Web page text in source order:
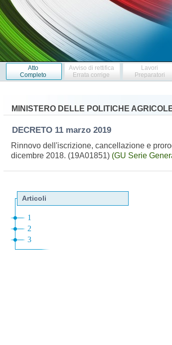
Atto
Completo
Avviso di rettifica
Errata corrige
Lavori
Preparatori
MINISTERO DELLE POLITICHE
DECRETO 11 marzo 2019
Rinnovo dell'iscrizione, cancellazione e
dicembre 2018. (19A01851) (GU Serie